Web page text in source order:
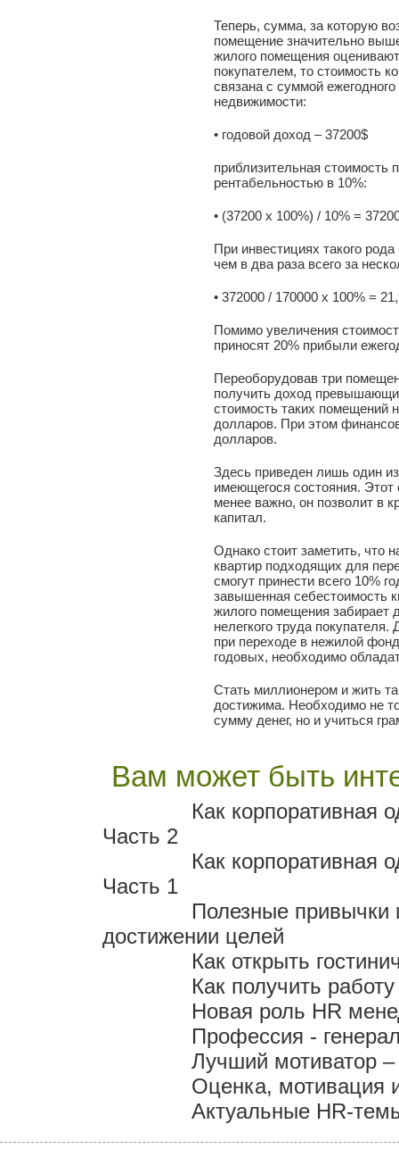
Теперь, сумма, за которую
помещение значительно
жилого помещения
покупателем, то стоимость
связана с суммой
недвижимости:
• годовой доход – 37200$
приблизительная
рентабельностью в 10%:
• (37200 х 100%) / 10% =
При инвестициях такого
чем в два раза всего за
• 372000 / 170000 х 100% =
Помимо увеличения
приносят 20% прибыли
Переоборудовав три
получить доход
стоимость таких помещений
долларов. При этом
долларов.
Здесь приведен лишь один
имеющегося состояния. Этот
менее важно, он позволит в
капитал.
Однако стоит заметить, что
квартир подходящих для
смогут принести всего 10%
завышенная себестоимость
жилого помещения забирает
нелегкого труда
при переходе в нежилой
годовых, необходимо
Стать миллионером и жить
достижима. Необходимо не
сумму денег, но и учиться
Вам может быть
Как корпоративная
Часть 2
Как корпоративная
Часть 1
Полезные привычки
достижении целей
Как открыть
Как получить
Новая роль HR
Профессия -
Лучший мотиватор –
Оценка, мотивация
Актуальные HR-